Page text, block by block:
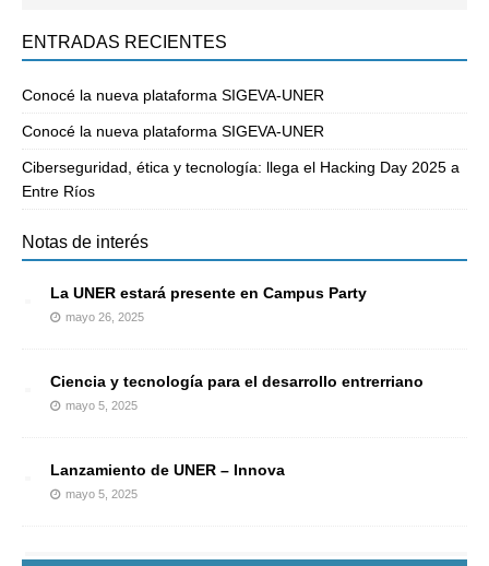
ENTRADAS RECIENTES
Conocé la nueva plataforma SIGEVA-UNER
Conocé la nueva plataforma SIGEVA-UNER
Ciberseguridad, ética y tecnología: llega el Hacking Day 2025 a
Entre Ríos
Notas de interés
La UNER estará presente en Campus Party
mayo 26, 2025
Ciencia y tecnología para el desarrollo entrerriano
mayo 5, 2025
Lanzamiento de UNER – Innova
mayo 5, 2025